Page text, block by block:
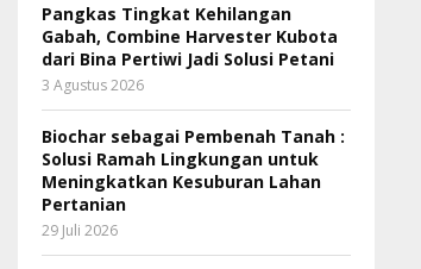
Pangkas Tingkat Kehilangan
Gabah, Combine Harvester Kubota
dari Bina Pertiwi Jadi Solusi Petani
3 Agustus 2026
Biochar sebagai Pembenah Tanah :
Solusi Ramah Lingkungan untuk
Meningkatkan Kesuburan Lahan
Pertanian
29 Juli 2026